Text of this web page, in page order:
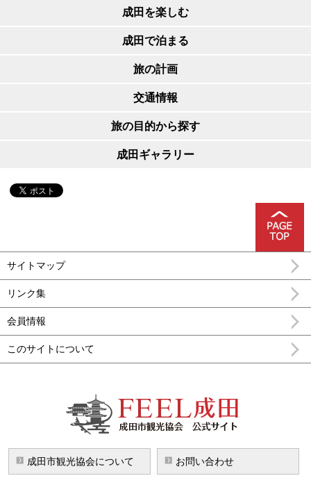
成田を楽しむ
成田で泊まる
旅の計画
交通情報
旅の目的から探す
成田ギャラリー
サイトマップ
リンク集
会員情報
このサイトについて
FEEL成田 成田市公式観光情報
成田市観光協会について お問い合わせ